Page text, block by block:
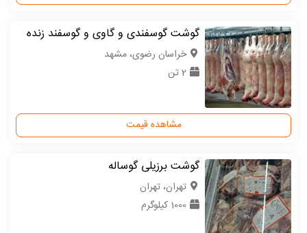
گوشت گوسفندی و گاوی و گوسفند زنده
خراسان رضوی، مشهد
2 تن
مشاهده قیمت
گوشت برزیلی گوساله
تهران، تهران
1000 کیلوگرم